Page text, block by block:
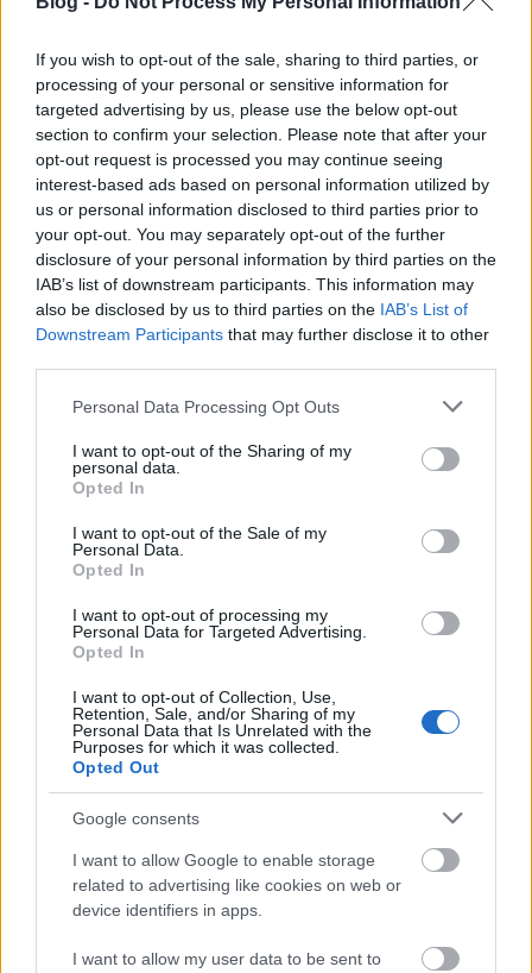
If you wish to opt-out of the sale, sharing to third parties, or
processing of your personal or sensitive information for
targeted advertising by us, please use the below opt-out
section to confirm your selection. Please note that after your
opt-out request is processed you may continue seeing
interest-based ads based on personal information utilized by
us or personal information disclosed to third parties prior to
your opt-out. You may separately opt-out of the further
disclosure of your personal information by third parties on the
IAB’s list of downstream participants. This information may
also be disclosed by us to third parties on the IAB’s List of
Downstream Participants that may further disclose it to other
Please note that this website/app uses one or more Google
not limited to your visit or usage behaviour. You may click to
grant or deny consent to Google and its third-party tags to
use your data for below specified purposes in below Google
consent section.
Personal Data Processing Opt Outs
I want to opt-out of the Sharing of my
personal data.
Opted In
I want to opt-out of the Sale of my
Personal Data.
Opted In
I want to opt-out of processing my
Personal Data for Targeted Advertising.
Opted In
I want to opt-out of Collection, Use,
Retention, Sale, and/or Sharing of my
Personal Data that Is Unrelated with the
Purposes for which it was collected.
Opted Out
Google consents
I want to allow Google to enable storage
related to advertising like cookies on web or
device identifiers in apps.
I want to allow my user data to be sent to
film tette igazán ismertté, és egyúttal ...
„Önző és soviniszta disznó voltam”
tekintett önmagára
arcanum admin •2022. június 29.
A független gondolkodású és sziporkázóan
tehetséges Katharine Hepburn Hollywood egyik
legnagyobb csillaga volt, aki bátran elmondta
véleményét a ...